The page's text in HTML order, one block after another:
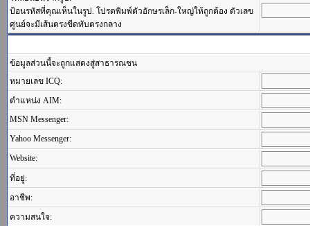
ป้อนรหัสที่คุณเห็นในรูป. โปรดพิมพ์ตัวอักษรเล็ก-ใหญ่ให้ถูกต้อง ตัวเลข
ศูนย์จะมีเส้นตรงขีดทับตรงกลาง
ข้อมูลส่วนนี้จะถูกแสดงสู่สาธารณชน
หมายเลข ICQ:
ตำแหน่ง AIM:
MSN Messenger:
Yahoo Messenger:
Website:
ที่อยู่:
อาชีพ:
ความสนใจ: